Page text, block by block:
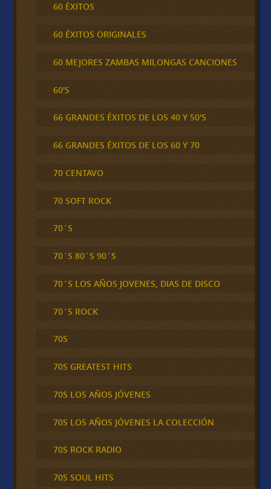
60 ÉXITOS
60 ÉXITOS ORIGINALES
60 MEJORES ZAMBAS MILONGAS CANCIONES
60'S
66 GRANDES ÉXITOS DE LOS 40 Y 50'S
66 GRANDES ÉXITOS DE LOS 60 Y 70
70 CENTAVO
70 SOFT ROCK
70´S
70´S 80´S 90´S
70´S LOS AÑOS JOVENES, DIAS DE DISCO
70´S ROCK
70S
70S GREATEST HITS
70S LOS AÑOS JÓVENES
70S LOS AÑOS JÓVENES LA COLECCIÓN
70S ROCK RADIO
70S SOUL HITS